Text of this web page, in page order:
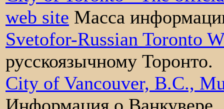
web site Масса
Svetofor-Russian Toronto
русскоязычному Торонто.
City of Vancouver, B.C.,